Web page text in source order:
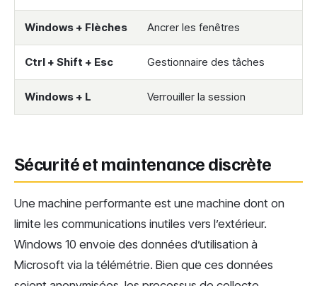
Windows + Flèches Ancrer les fenêtres
Ctrl + Shift + Esc Gestionnaire des tâches
Windows + L Verrouiller la session
Sécurité et maintenance discrète
Une machine performante est une machine dont on
limite les communications inutiles vers l’extérieur.
Windows 10 envoie des données d’utilisation à
Microsoft via la télémétrie. Bien que ces données